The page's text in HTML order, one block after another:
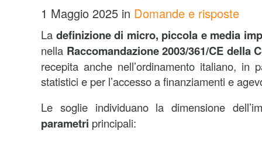
1 Maggio 2025 in Domande e risposte
La definizione di micro, piccola e media
nella Raccomandazione 2003/361/CE della
recepita anche nell’ordinamento italiano, in
statistici e per l’accesso a finanziamenti e
Le soglie individuano la dimensione
parametri principali: